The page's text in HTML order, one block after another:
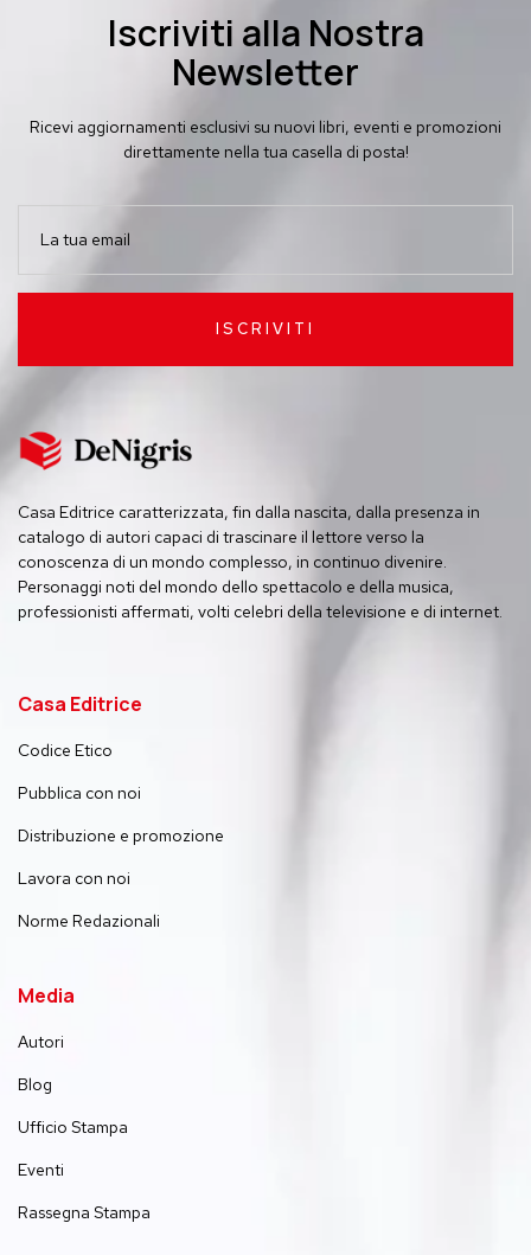
Iscriviti alla Nostra
Newsletter
Ricevi aggiornamenti esclusivi su nuovi libri, eventi e promozioni
direttamente nella tua casella di posta!
ISCRIVITI
Casa Editrice caratterizzata, fin dalla nascita, dalla presenza in
catalogo di autori capaci di trascinare il lettore verso la
conoscenza di un mondo complesso, in continuo divenire.
Personaggi noti del mondo dello spettacolo e della musica,
professionisti affermati, volti celebri della televisione e di internet.
Casa Editrice
Codice Etico
Pubblica con noi
Distribuzione e promozione
Lavora con noi
Norme Redazionali
Media
Autori
Blog
Ufficio Stampa
Eventi
Rassegna Stampa